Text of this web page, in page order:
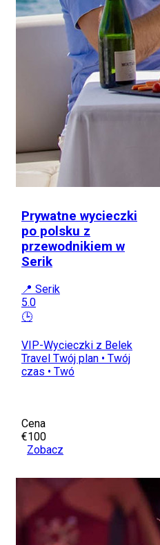
Prywatne wycieczki
po polsku z
przewodnikiem w
Serik
📍 Serik
5.0
🕒
VIP-Wycieczki z Belek
Travel Twój plan • Twój
czas • Twó
Cena
€100
Zobacz